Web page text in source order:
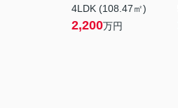
4LDK (108.47㎡)
2,200万円